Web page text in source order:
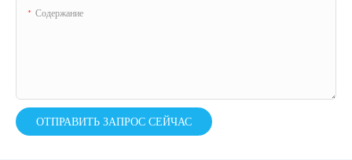
Содержание
ОТПРАВИТЬ ЗАПРОС СЕЙЧАС